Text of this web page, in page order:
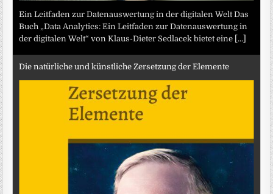
Ein Leitfaden zur Datenauswertung in der digitalen Welt Das
Buch „Data Analytics: Ein Leitfaden zur Datenauswertung in
der digitalen Welt“ von Klaus-Dieter Sedlacek bietet eine [...]
Die natürliche und künstliche Zersetzung der Elemente